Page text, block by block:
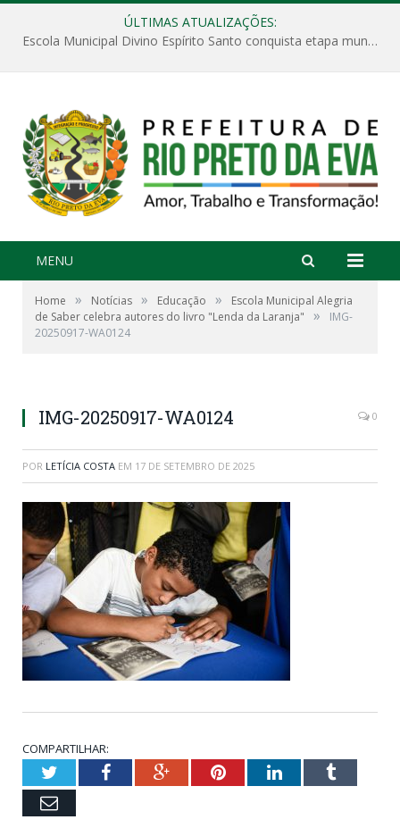
ÚLTIMAS ATUALIZAÇÕES:
Escola Municipal Divino Espírito Santo conquista etapa municipal da V Feira Amazonense de Matemática
MENU
Home » Notícias » Educação »
Escola Municipal Alegria
de Saber celebra autores do livro "Lenda da Laranja"
»
IMG-
20250917-WA0124
IMG-20250917-WA0124 0
POR LETÍCIA COSTA EM 17 DE SETEMBRO DE 2025
COMPARTILHAR:
TwitterFacebookGoogle+PinterestLinkedInTumblr
Email